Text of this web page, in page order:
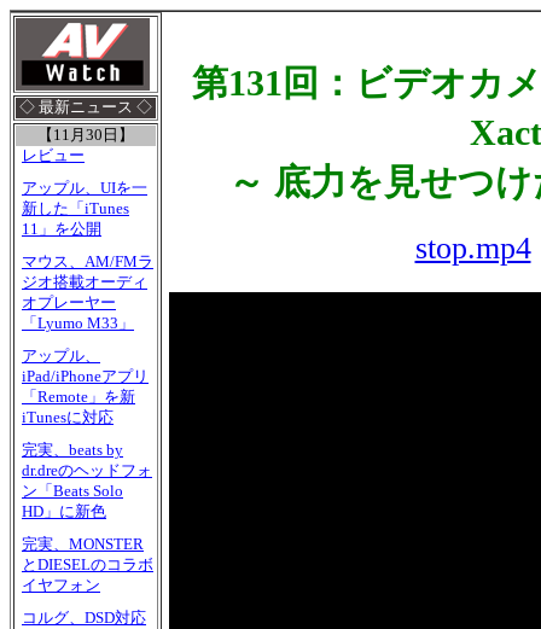
◇ 最新ニュース ◇
【11月30日】
レビュー
アップル、UIを一
新した「iTunes
11」を公開
マウス、AM/FMラ
ジオ搭載オーディ
オプレーヤー
「Lyumo M33」
アップル、
iPad/iPhoneアプリ
「Remote」を新
iTunesに対応
完実、beats by
dr.dreのヘッドフォ
ン「Beats Solo
HD」に新色
完実、MONSTER
とDIESELのコラボ
イヤフォン
コルグ、DSD対応
第131回：ビデオカ
～ 底力を見せつ
stop.mp4